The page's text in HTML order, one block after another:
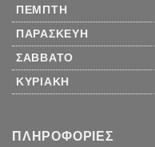
ΠΈΜΠΤΗ
ΠΑΡΑΣΚΕΥΉ
ΣΆΒΒΑΤΟ
ΚΥΡΙΑΚΉ
ΠΛΗΡΟΦΟΡΊΕΣ